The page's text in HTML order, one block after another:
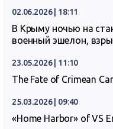
02.06.2026 | 18:11
В Крыму ночью на
военный эшелон,
23.05.2026 | 11:10
The Fate of Crimean
25.03.2026 | 09:40
«Home Harbor» of VS